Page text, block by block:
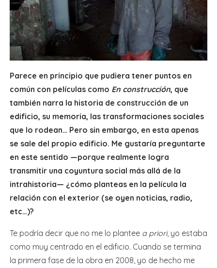
Parece en principio que pudiera tener puntos en
común con películas como En construcción, que
también narra la historia de construcción de un
edificio, su memoria, las transformaciones sociales
que lo rodean… Pero sin embargo, en esta apenas
se sale del propio edificio. Me gustaría preguntarte
en este sentido —porque realmente logra
transmitir una coyuntura social más allá de la
intrahistoria— ¿cómo planteas en la película la
relación con el exterior (se oyen noticias, radio,
etc…)?
Te podría decir que no me lo plantee a priori, yo estaba
como muy centrado en el edificio. Cuando se termina
la primera fase de la obra en 2008, yo de hecho me